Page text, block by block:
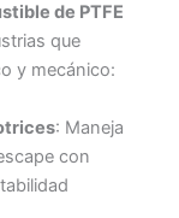
de PTFE
que
y mecánico:
: Maneja
con